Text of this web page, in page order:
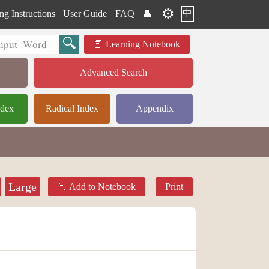
Instructions User Guide FAQ 👤 ⚙️ 中
Learning Notebook
Advanced Search
Radical Index Appendix
Large Add to Notebook Print